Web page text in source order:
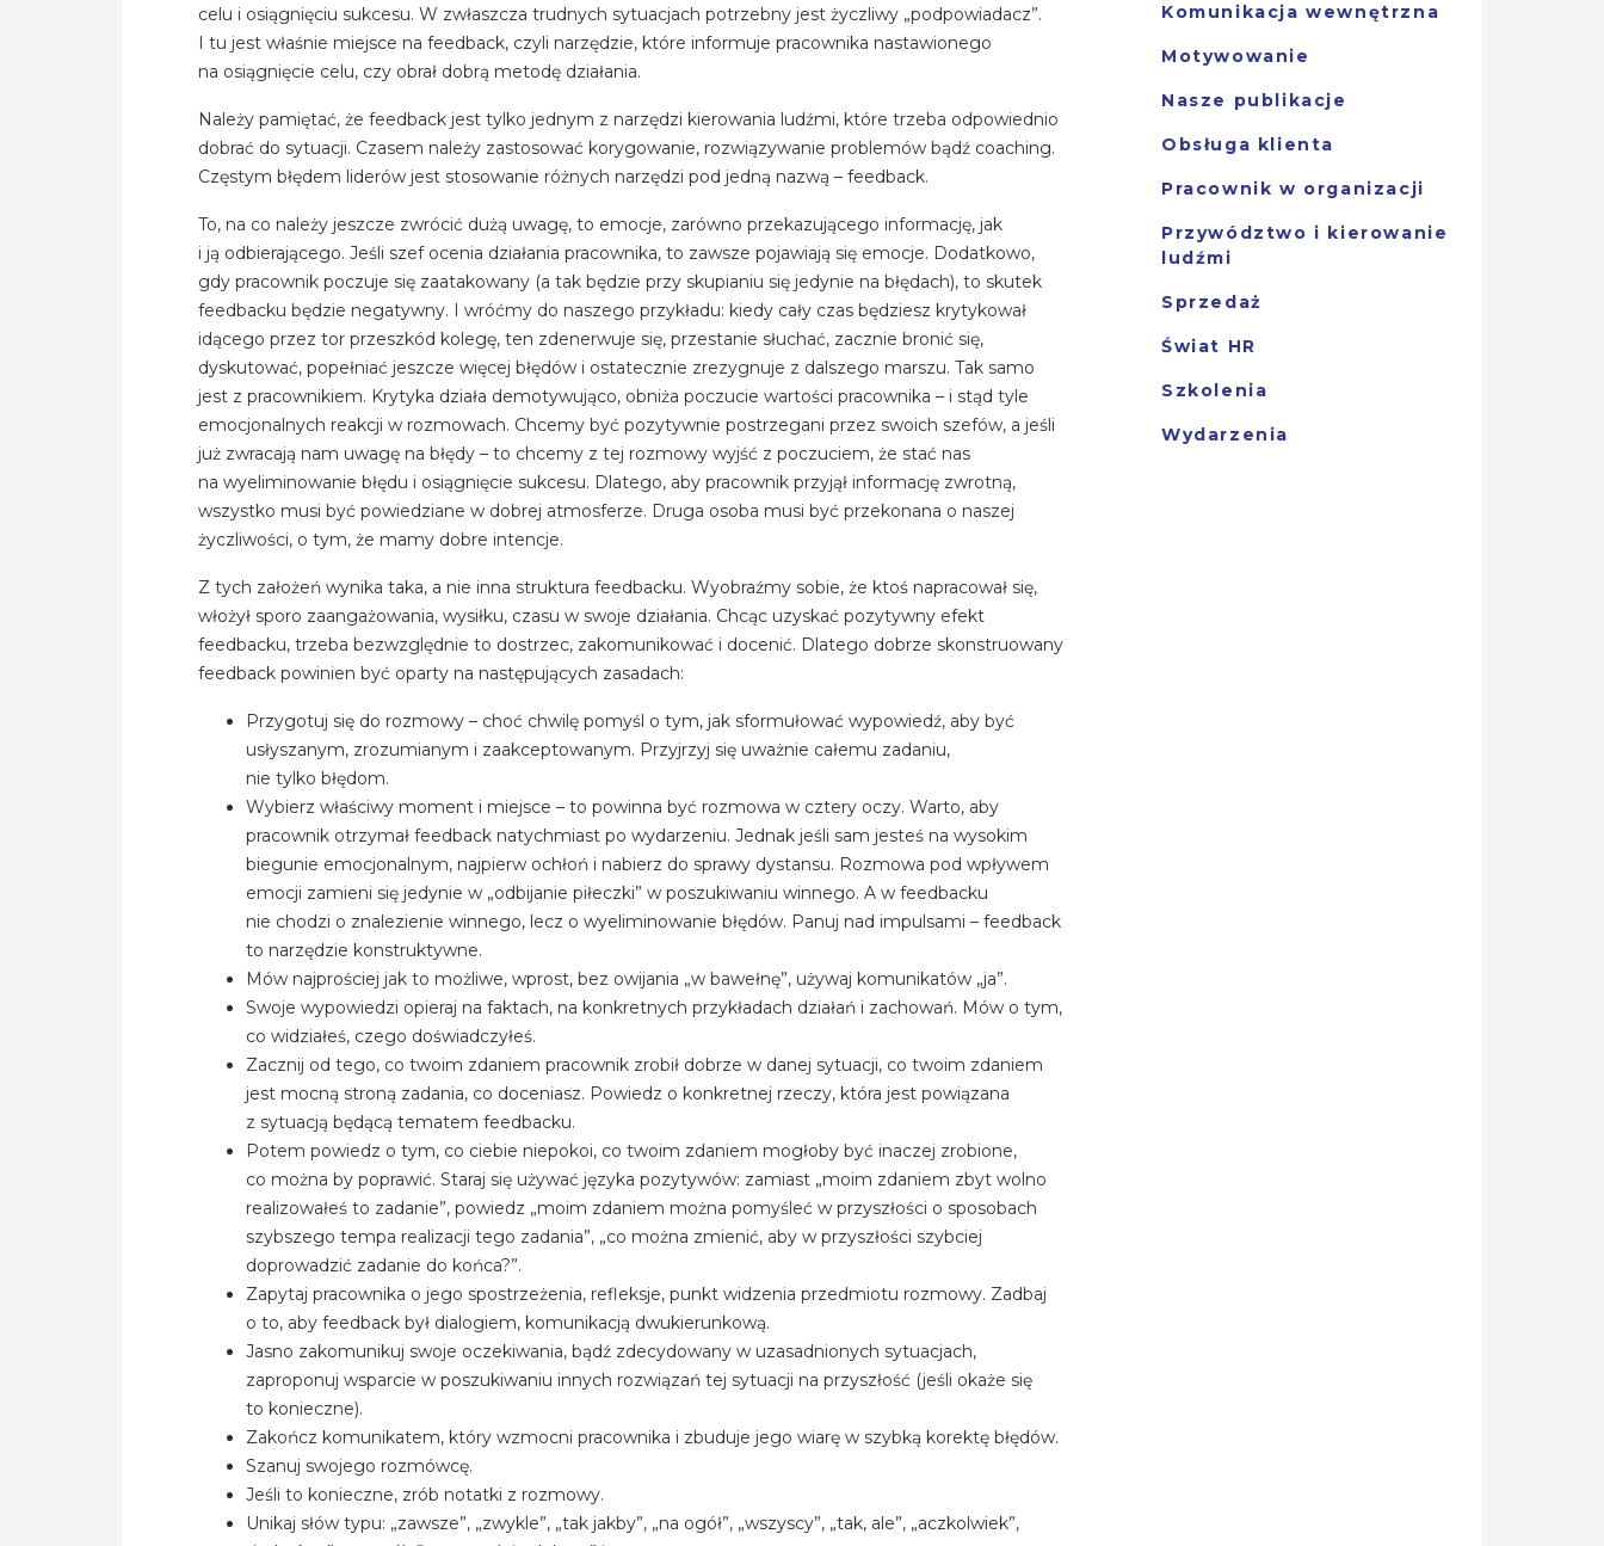
celu i osiągnięciu sukcesu. W zwłaszcza trudnych sytuacjach potrzebny jest życzliwy „podpowiadacz”.
I tu jest właśnie miejsce na feedback, czyli narzędzie, które informuje pracownika nastawionego
na osiągnięcie celu, czy obrał dobrą metodę działania.
Należy pamiętać, że feedback jest tylko jednym z narzędzi kierowania ludźmi, które trzeba odpowiednio
dobrać do sytuacji. Czasem należy zastosować korygowanie, rozwiązywanie problemów bądź coaching.
Częstym błędem liderów jest stosowanie różnych narzędzi pod jedną nazwą – feedback.
To, na co należy jeszcze zwrócić dużą uwagę, to emocje, zarówno przekazującego informację, jak
i ją odbierającego. Jeśli szef ocenia działania pracownika, to zawsze pojawiają się emocje. Dodatkowo,
gdy pracownik poczuje się zaatakowany (a tak będzie przy skupianiu się jedynie na błędach), to skutek
feedbacku będzie negatywny. I wróćmy do naszego przykładu: kiedy cały czas będziesz krytykował
idącego przez tor przeszkód kolegę, ten zdenerwuje się, przestanie słuchać, zacznie bronić się,
dyskutować, popełniać jeszcze więcej błędów i ostatecznie zrezygnuje z dalszego marszu. Tak samo
jest z pracownikiem. Krytyka działa demotywująco, obniża poczucie wartości pracownika – i stąd tyle
emocjonalnych reakcji w rozmowach. Chcemy być pozytywnie postrzegani przez swoich szefów, a jeśli
już zwracają nam uwagę na błędy – to chcemy z tej rozmowy wyjść z poczuciem, że stać nas
na wyeliminowanie błędu i osiągnięcie sukcesu. Dlatego, aby pracownik przyjął informację zwrotną,
wszystko musi być powiedziane w dobrej atmosferze. Druga osoba musi być przekonana o naszej
życzliwości, o tym, że mamy dobre intencje.
Z tych założeń wynika taka, a nie inna struktura feedbacku. Wyobraźmy sobie, że ktoś napracował się,
włożył sporo zaangażowania, wysiłku, czasu w swoje działania. Chcąc uzyskać pozytywny efekt
feedbacku, trzeba bezwzględnie to dostrzec, zakomunikować i docenić. Dlatego dobrze skonstruowany
feedback powinien być oparty na następujących zasadach:
Przygotuj się do rozmowy – choć chwilę pomyśl o tym, jak sformułować wypowiedź, aby być
usłyszanym, zrozumianym i zaakceptowanym. Przyjrzyj się uważnie całemu zadaniu,
nie tylko błędom.
Wybierz właściwy moment i miejsce – to powinna być rozmowa w cztery oczy. Warto, aby
pracownik otrzymał feedback natychmiast po wydarzeniu. Jednak jeśli sam jesteś na wysokim
biegunie emocjonalnym, najpierw ochłoń i nabierz do sprawy dystansu. Rozmowa pod wpływem
emocji zamieni się jedynie w „odbijanie piłeczki” w poszukiwaniu winnego. A w feedbacku
nie chodzi o znalezienie winnego, lecz o wyeliminowanie błędów. Panuj nad impulsami – feedback
to narzędzie konstruktywne.
Mów najprościej jak to możliwe, wprost, bez owijania „w bawełnę”, używaj komunikatów „ja”.
Swoje wypowiedzi opieraj na faktach, na konkretnych przykładach działań i zachowań. Mów o tym,
co widziałeś, czego doświadczyłeś.
Zacznij od tego, co twoim zdaniem pracownik zrobił dobrze w danej sytuacji, co twoim zdaniem
jest mocną stroną zadania, co doceniasz. Powiedz o konkretnej rzeczy, która jest powiązana
z sytuacją będącą tematem feedbacku.
Potem powiedz o tym, co ciebie niepokoi, co twoim zdaniem mogłoby być inaczej zrobione,
co można by poprawić. Staraj się używać języka pozytywów: zamiast „moim zdaniem zbyt wolno
realizowałeś to zadanie”, powiedz „moim zdaniem można pomyśleć w przyszłości o sposobach
szybszego tempa realizacji tego zadania”, „co można zmienić, aby w przyszłości szybciej
doprowadzić zadanie do końca?”.
Zapytaj pracownika o jego spostrzeżenia, refleksje, punkt widzenia przedmiotu rozmowy. Zadbaj
o to, aby feedback był dialogiem, komunikacją dwukierunkową.
Jasno zakomunikuj swoje oczekiwania, bądź zdecydowany w uzasadnionych sytuacjach,
zaproponuj wsparcie w poszukiwaniu innych rozwiązań tej sytuacji na przyszłość (jeśli okaże się
to konieczne).
Zakończ komunikatem, który wzmocni pracownika i zbuduje jego wiarę w szybką korektę błędów.
Szanuj swojego rozmówcę.
Jeśli to konieczne, zrób notatki z rozmowy.
Unikaj słów typu: „zawsze”, „zwykle”, „tak jakby”, „na ogół”, „wszyscy”, „tak, ale”, „aczkolwiek”,
Komunikacja wewnętrzna
Motywowanie
Nasze publikacje
Obsługa klienta
Pracownik w organizacji
Przywództwo i kierowanie
ludźmi
Sprzedaż
Świat HR
Szkolenia
Wydarzenia